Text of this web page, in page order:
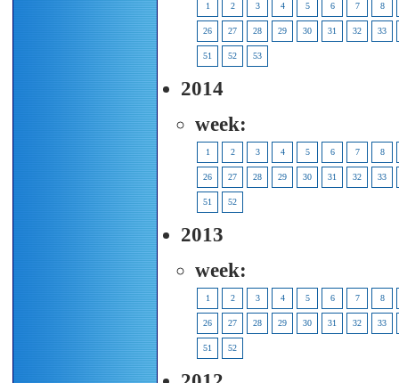
1 2 3 4 5 6 7 8
26 27 28 29 30 31 32 33
51 52 53
2014
week:
1 2 3 4 5 6 7 8
26 27 28 29 30 31 32 33
51 52
2013
week:
1 2 3 4 5 6 7 8
26 27 28 29 30 31 32 33
51 52